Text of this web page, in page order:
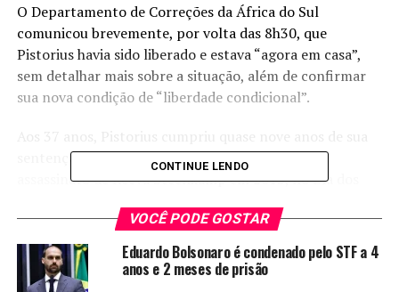
O Departamento de Correções da África do Sul
comunicou brevemente, por volta das 8h30, que
Pistorius havia sido liberado e estava “agora em casa”,
sem detalhar mais sobre a situação, além de confirmar
sua nova condição de “liberdade condicional”.
sentença original de 13 anos e cinco meses pelo
assassinato de Reeva Steenkamp em 2013, no Dia dos
condicional após cumprir pelo menos metade de sua
sentença e recebeu aprovação para a condicional em
novembro de 2023.
CONTINUE LENDO
VOCÊ PODE GOSTAR
Eduardo Bolsonaro é condenado pelo STF a 4
anos e 2 meses de prisão